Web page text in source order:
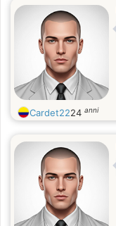
Cardet2224 anni